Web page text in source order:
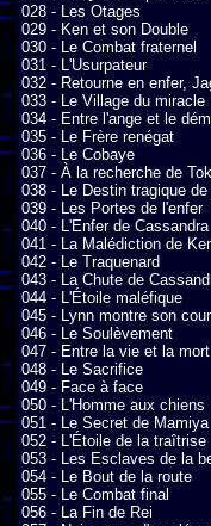
028 - Les Otages
029 - Ken et son Double
030 - Le Combat fraternel
031 - L'Usurpateur
032 - Retourne en enfer,
033 - Le Village du miracle
034 - Entre l'ange et le
035 - Le Frère renégat
036 - Le Cobaye
037 - À la recherche de
038 - Le Destin tragique
039 - Les Portes de l'enfer
040 - L'Enfer de Cassandra
041 - La Malédiction de
042 - Le Traquenard
043 - La Chute de
044 - L'Étoile maléfique
045 - Lynn montre son
046 - Le Soulèvement
047 - Entre la vie et la mort
048 - Le Sacrifice
049 - Face à face
050 - L'Homme aux chiens
051 - Le Secret de Mamiya
052 - L'Étoile de la traîtrise
053 - Les Esclaves de la
054 - Le Bout de la route
055 - Le Combat final
056 - La Fin de Rei